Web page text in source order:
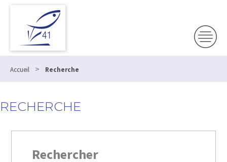
Accueil > Recherche
RECHERCHE
Rechercher